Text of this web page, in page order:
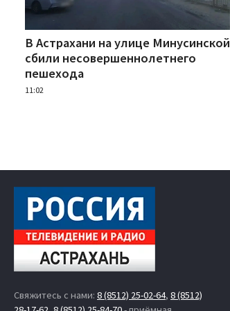
В Астрахани на улице Минусинской
сбили несовершеннолетнего
пешехода
11:02
Свяжитесь с нами: 8 (8512) 25-02-64, 8 (8512)